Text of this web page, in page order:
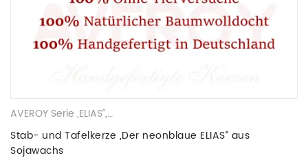
AVEROY Serie „ELIAS“, Stab- und Tafelkerzen
Stab- und Tafelkerze „Der neonblaue ELIAS“ aus
Sojawachs